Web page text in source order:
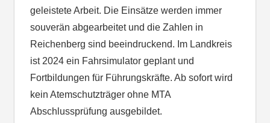
geleistete Arbeit. Die Einsätze werden immer
souverän abgearbeitet und die Zahlen in
Reichenberg sind beeindruckend. Im Landkreis
ist 2024 ein Fahrsimulator geplant und
Fortbildungen für Führungskräfte. Ab sofort wird
kein Atemschutzträger ohne MTA
Abschlussprüfung ausgebildet.